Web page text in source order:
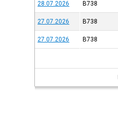
28.07.2026 B738
27.07.2026 B738
27.07.2026 B738